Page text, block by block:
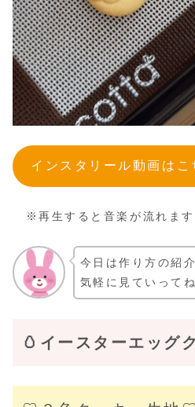
インスタリール動画はこ
※再生すると音楽が流れます
今日は作り方の紹
気軽に見ていって
🥚イースターエッグ